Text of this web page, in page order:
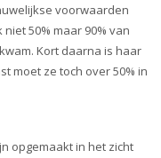
voorwaarden
50% maar 90% van
Kort daarna is haar
moet ze toch over 50% in
opgemaakt in het zicht